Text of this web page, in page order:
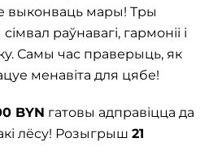
выконваць мары! Тры
раўнавагі, гармоніі і
Самы час праверыць, як
менавіта для цябе!
BYN гатовы адправіцца да
лёсу! Розыгрыш 21